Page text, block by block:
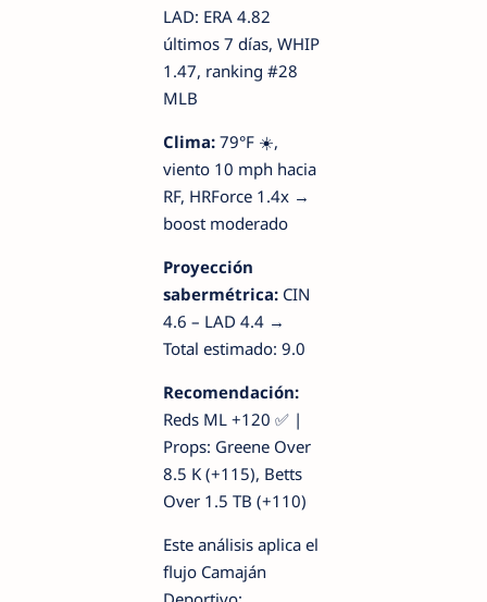
LAD: ERA 4.82
últimos 7 días, WHIP
1.47, ranking #28
MLB
Clima: 79°F ☀️,
viento 10 mph hacia
RF, HRForce 1.4x →
boost moderado
Proyección
sabermétrica: CIN
4.6 – LAD 4.4 →
Total estimado: 9.0
Recomendación:
Reds ML +120 ✅ |
Props: Greene Over
8.5 K (+115), Betts
Over 1.5 TB (+110)
Este análisis aplica el
flujo Camaján